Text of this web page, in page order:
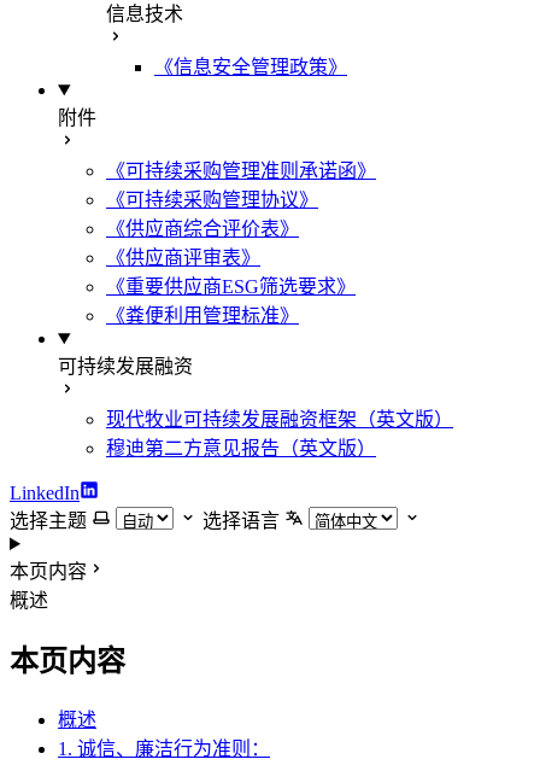
信息技术
《信息安全管理政策》
附件
《可持续采购管理准则承诺函》
《可持续采购管理协议》
《供应商综合评价表》
《供应商评审表》
《重要供应商ESG筛选要求》
《粪便利用管理标准》
可持续发展融资
现代牧业可持续发展融资框架（英文版）
穆迪第二方意见报告（英文版）
LinkedIn
选择主题
选择语言
本页内容
概述
本页内容
概述
1. 诚信、廉洁行为准则：